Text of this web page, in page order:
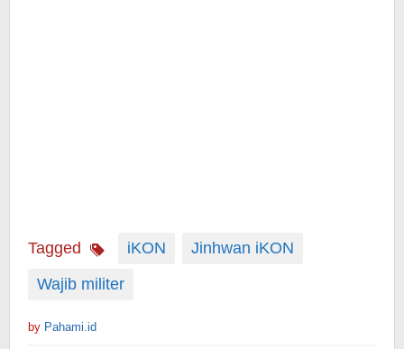
Tagged iKON
Jinhwan iKON
Wajib militer
by Pahami.id